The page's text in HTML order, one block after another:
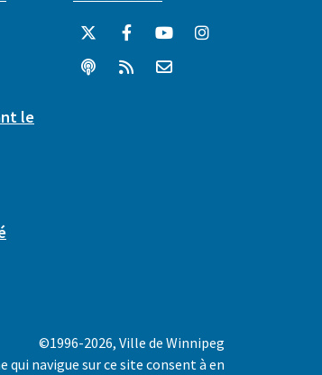
le
©1996-2026, Ville de Winnipeg
qui navigue sur ce site consent à en